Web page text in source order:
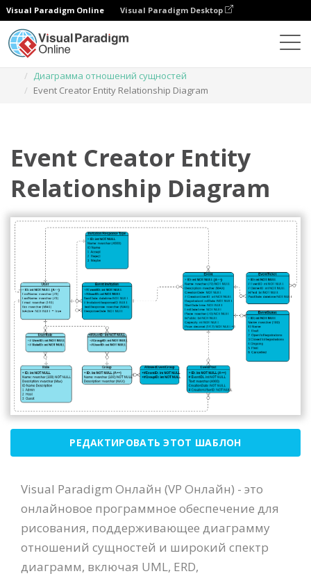
Visual Paradigm Online Visual Paradigm Desktop
Диаграмма отношений сущностей
Event Creator Entity Relationship Diagram
Event Creator Entity
Relationship Diagram
РЕДАКТИРОВАТЬ ЭТОТ ШАБЛОН
Visual Paradigm Онлайн (VP Онлайн) - это
онлайновое программное обеспечение для
рисования, поддерживающее диаграмму
отношений сущностей и широкий спектр
диаграмм, включая UML, ERD,